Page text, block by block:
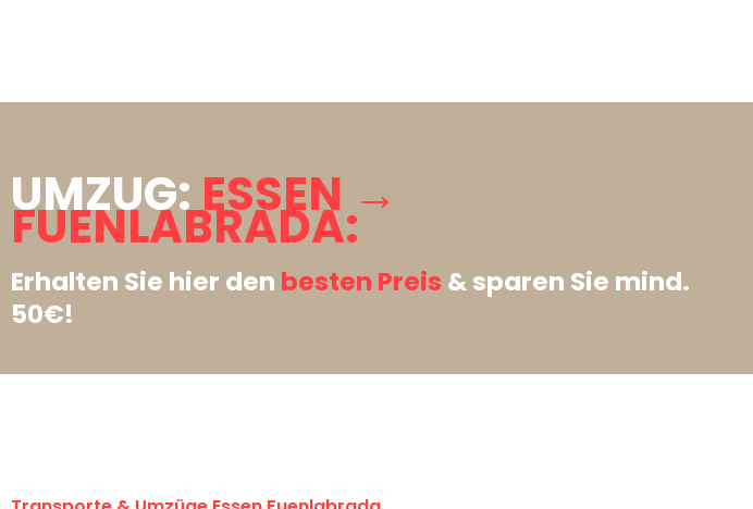
UMZUG:ESSEN →
FUENLABRADA:
Erhalten Sie hier den besten Preis & sparen Sie mind.
50€!